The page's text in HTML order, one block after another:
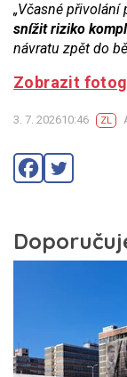
„Včasné
snížit riziko
návratu zpět do
Zobrazit
3. 7. 202610:46 ZL